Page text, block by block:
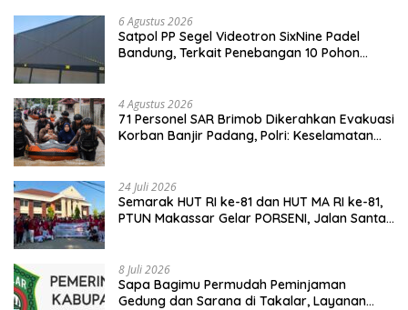
6 Agustus 2026
Satpol PP Segel Videotron SixNine Padel
Bandung, Terkait Penebangan 10 Pohon
4 Agustus 2026
71 Personel SAR Brimob Dikerahkan Evakuasi
Korban Banjir Padang, Polri: Keselamatan
24 Juli 2026
Semarak HUT RI ke-81 dan HUT MA RI ke-81,
PTUN Makassar Gelar PORSENI, Jalan Santai
8 Juli 2026
Sapa Bagimu Permudah Peminjaman
Gedung dan Sarana di Takalar, Layanan